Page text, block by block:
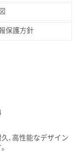
保護方針
､高性能なデザイン